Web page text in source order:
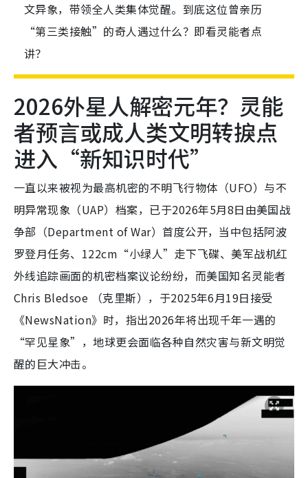
文异象，带领全人类集体觉醒。到底这位曾亲历
“第三类接触”的奇人遇过什么？即看灵能者点
讲？
2026外星人解密元年？灵能
者预言或成人类文明转捩点
进入“新知识时代”
一直以来被视为最高机密的不明飞行物体（UFO）与不
明异常现象（UAP）档案，已于2026年5月8日由美国战
争部（Department of War）首度公开，当中包括阿波
罗登月任务、122cm“小绿人”走下飞碟、美军战机红
外线追踪画面的机密档案议论纷纷，而美国知名灵能者
Chris Bledsoe （克里斯），于2025年6月19日接受
《NewsNation》时，指出2026年将出现千年一遇的
“罕见星象”，地球更会面临各种自然灾害与新文明觉
醒的巨大冲击。